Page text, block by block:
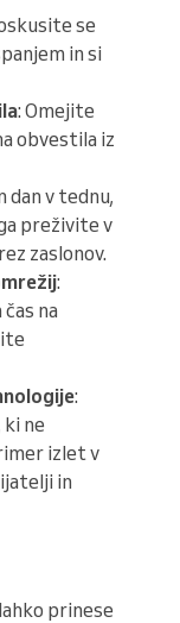
se
in si
: Omejite
obvestila iz
dan v tednu,
preživite v
zaslonov.
:
na
:
ne
izlet v
in
prinese